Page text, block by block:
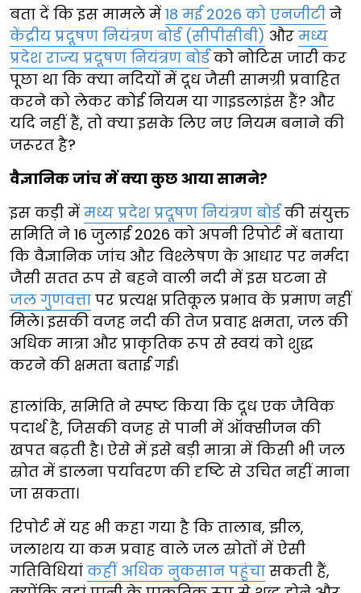
बता दें कि इस मामले में 18 मई 2026 को एनजीटी ने
केंद्रीय प्रदूषण नियंत्रण बोर्ड (सीपीसीबी) और मध्य
प्रदेश राज्य प्रदूषण नियंत्रण बोर्डको नोटिस जारी कर
पूछा था कि क्या नदियों में दूध जैसी सामग्री प्रवाहित
करने को लेकर कोई नियम या गाइडलाइंस हैं? और
यदि नहीं हैं, तो क्या इसके लिए नए नियम बनाने की
जरूरत है?
वैज्ञानिक जांच में क्या कुछ आया सामने?
इस कड़ी में मध्य प्रदेश प्रदूषण नियंत्रण बोर्डकी संयुक्त
समिति ने 16 जुलाई 2026 को अपनी रिपोर्ट में बताया
कि वैज्ञानिक जांच और विश्लेषण के आधार पर नर्मदा
जैसी सतत रूप से बहने वाली नदी में इस घटना से
जल गुणवत्ता पर प्रत्यक्ष प्रतिकूल प्रभाव के प्रमाण नहीं
मिले। इसकी वजह नदी की तेज प्रवाह क्षमता, जल की
अधिक मात्रा और प्राकृतिक रूप से स्वयं को शुद्ध
करने की क्षमता बताई गई।
हालांकि, समिति ने स्पष्ट किया कि दूध एक जैविक
पदार्थ है, जिसकी वजह से पानी में ऑक्सीजन की
खपत बढ़ती है। ऐसे में इसे बड़ी मात्रा में किसी भी जल
स्रोत में डालना पर्यावरण की दृष्टि से उचित नहीं माना
जा सकता।
रिपोर्ट में यह भी कहा गया है कि तालाब, झील,
जलाशय या कम प्रवाह वाले जल स्रोतों में ऐसी
गतिविधियां कहीं अधिक नुकसान पहुंचा सकती हैं,